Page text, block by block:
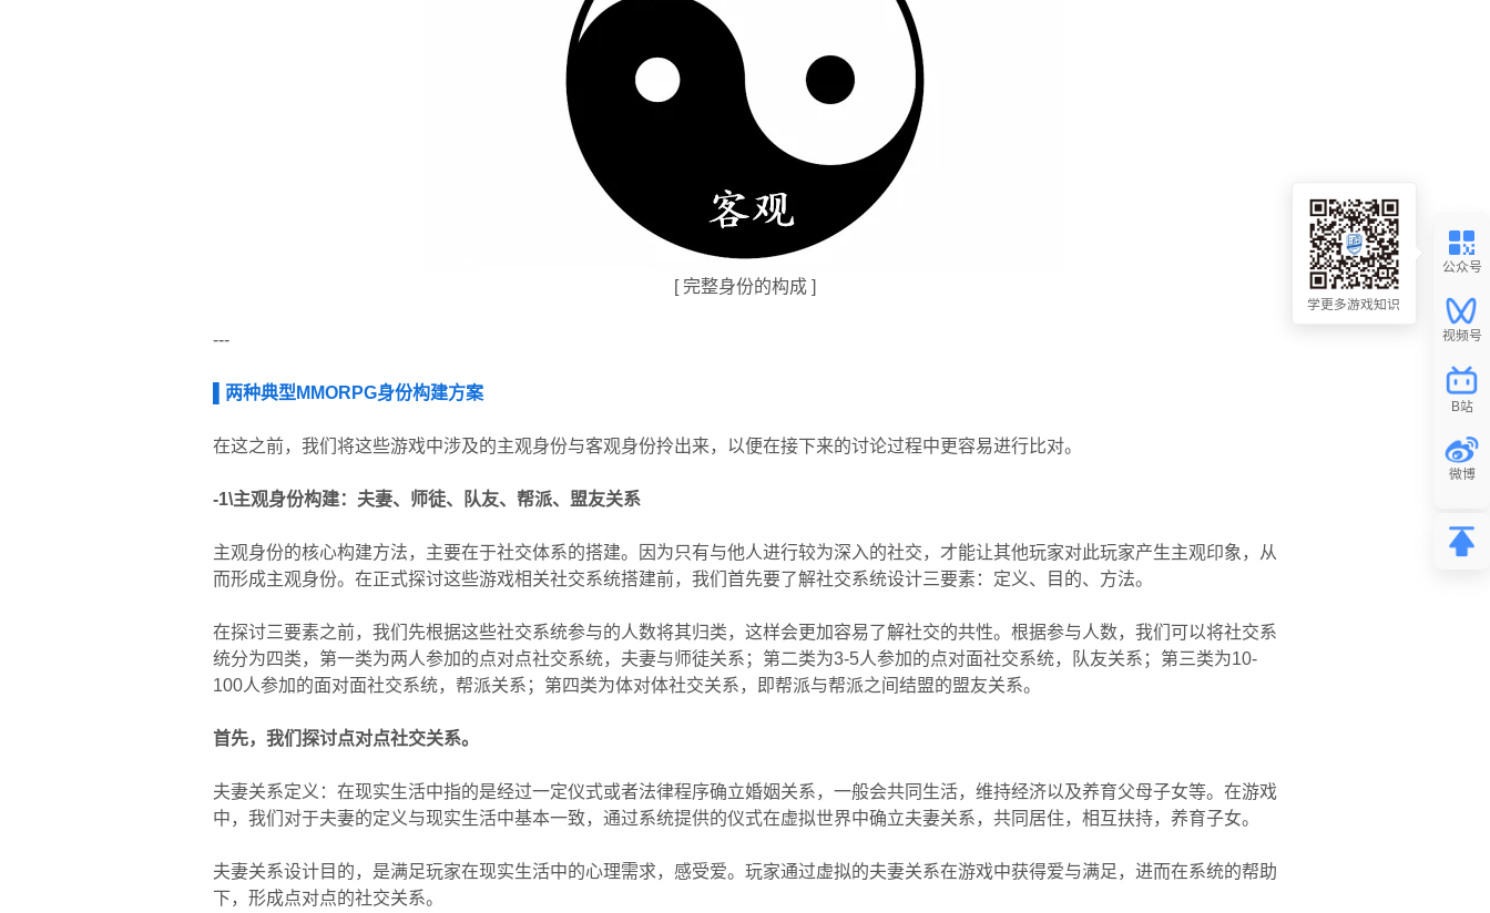
[ 完整身份的构成 ]
---
▌两种典型MMORPG身份构建方案
在这之前，我们将这些游戏中涉及的主观身份与客观身份拎出来，以便在接下来的讨论过程中更容易进行比对。
-1\主观身份构建：夫妻、师徒、队友、帮派、盟友关系
主观身份的核心构建方法，主要在于社交体系的搭建。因为只有与他人进行较为深入的社交，才能让其他玩家对此玩家产生主观印象，从
而形成主观身份。在正式探讨这些游戏相关社交系统搭建前，我们首先要了解社交系统设计三要素：定义、目的、方法。
在探讨三要素之前，我们先根据这些社交系统参与的人数将其归类，这样会更加容易了解社交的共性。根据参与人数，我们可以将社交系
统分为四类，第一类为两人参加的点对点社交系统，夫妻与师徒关系；第二类为3-5人参加的点对面社交系统，队友关系；第三类为10-
100人参加的面对面社交系统，帮派关系；第四类为体对体社交关系，即帮派与帮派之间结盟的盟友关系。
首先，我们探讨点对点社交关系。
夫妻关系定义：在现实生活中指的是经过一定仪式或者法律程序确立婚姻关系，一般会共同生活，维持经济以及养育父母子女等。在游戏
中，我们对于夫妻的定义与现实生活中基本一致，通过系统提供的仪式在虚拟世界中确立夫妻关系，共同居住，相互扶持，养育子女。
夫妻关系设计目的，是满足玩家在现实生活中的心理需求，感受爱。玩家通过虚拟的夫妻关系在游戏中获得爱与满足，进而在系统的帮助
下，形成点对点的社交关系。